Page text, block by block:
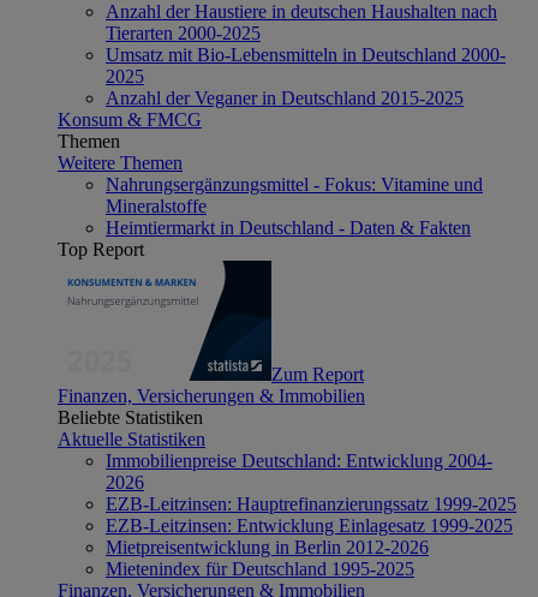
Anzahl der Haustiere in deutschen Haushalten nach
Tierarten 2000-2025
Umsatz mit Bio-Lebensmitteln in Deutschland 2000-
2025
Anzahl der Veganer in Deutschland 2015-2025
Konsum & FMCG
Themen
Weitere Themen
Nahrungsergänzungsmittel - Fokus: Vitamine und
Mineralstoffe
Heimtiermarkt in Deutschland - Daten & Fakten
Top Report
Zum Report
Finanzen, Versicherungen & Immobilien
Beliebte Statistiken
Aktuelle Statistiken
Immobilienpreise Deutschland: Entwicklung 2004-
2026
EZB-Leitzinsen: Hauptrefinanzierungssatz 1999-2025
EZB-Leitzinsen: Entwicklung Einlagesatz 1999-2025
Mietpreisentwicklung in Berlin 2012-2026
Mietenindex für Deutschland 1995-2025
Finanzen, Versicherungen & Immobilien